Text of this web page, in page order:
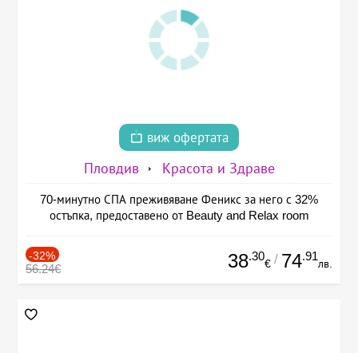
виж офертата
Пловдив Красота и Здраве
70-минутно СПА преживяване Феникс за него с 32%
остъпка, предоставено от Beauty and Relax room
-32%
56.24€ 38.30
€ / 74.91
лв.